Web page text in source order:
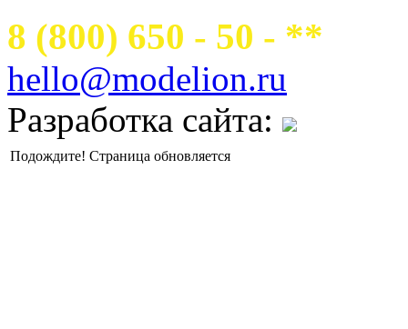
8 (800) 650 - 50 - **
hello@modelion.ru
Разработка сайта:
Подождите! Страница обновляется